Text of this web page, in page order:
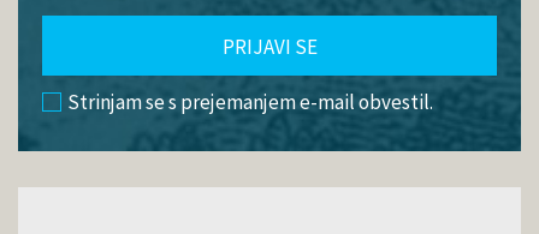
PRIJAVI SE
Strinjam se s prejemanjem e-mail obvestil.